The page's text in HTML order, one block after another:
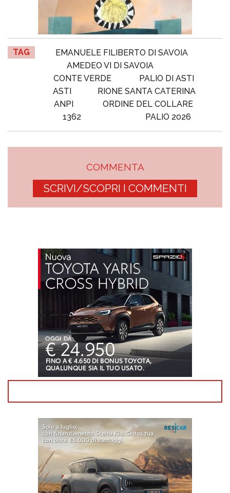
TAG
EMANUELE FILIBERTO DI SAVOIA
AMEDEO VI DI SAVOIA
CONTE VERDE
PALIO DI ASTI
ASTI
RIONE SANTA CATERINA
ANPI
ORDINE DEL COLLARE
1362
PALIO 2026
COMMENTA
SCRIVI/SCOPRI I COMMENTI